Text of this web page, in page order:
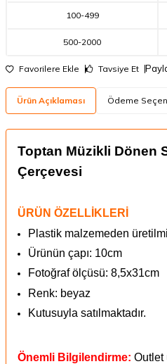
100-499
500-2000
Favorilere Ekle Tavsiye Et
Ürün Açıklaması Ödeme
Toptan Müzikli Dönen
Çerçevesi
ÜRÜN ÖZELLİKLERİ
Plastik malzemeden
Ürünün çapı: 10cm
Fotoğraf ölçüsü: 8,5x31cm
Renk: beyaz
Kutusuyla satılmaktadır.
Önemli Bilgilendirme: Outlet